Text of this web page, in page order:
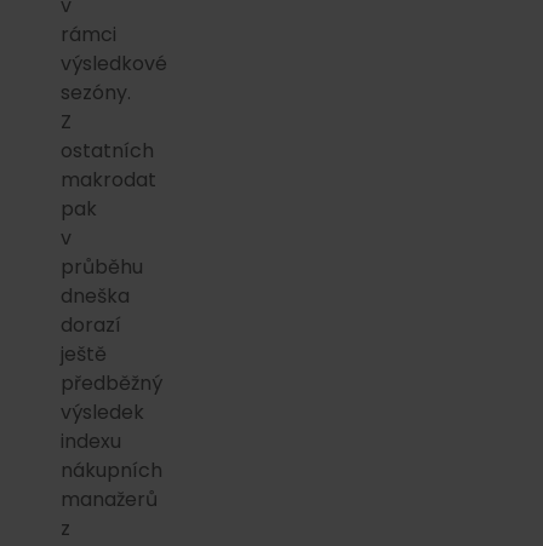
rámci
výsledkové
sezóny.
Z
ostatních
makrodat
pak
v
průběhu
dneška
dorazí
ještě
předběžný
výsledek
indexu
nákupních
manažerů
z